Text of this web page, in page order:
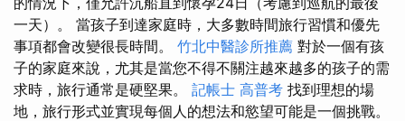
一天）。 當孩子到達家庭時，大多數時間旅行習慣和優先
事項都會改變很長時間。 竹北中醫診所推薦 對於一個有孩
子的家庭來說，尤其是當您不得不關注越來越多的孩子的需
求時，旅行通常是硬堅果。 記帳士 高普考 找到理想的場
地，旅行形式並實現每個人的想法和慾望可能是一個挑戰。